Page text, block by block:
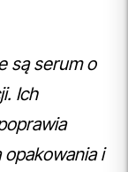
są serum o
Ich
i